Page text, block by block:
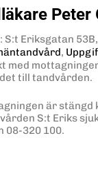
Peter
S:t Eriksgatan
,
med
till tandvården.
är stängd
S:t Eriks
08-320 100.